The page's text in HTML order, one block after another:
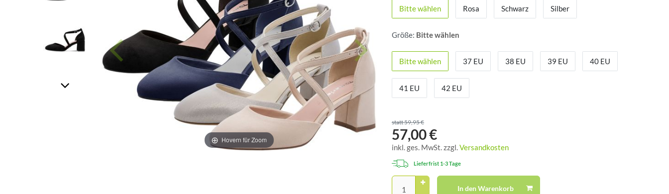
Hovern für Zoom
Bitte wählen Rosa Schwarz Silber
Größe: Bitte wählen
Bitte wählen 37 EU 38 EU 39 EU 40 EU
41 EU 42 EU
statt 59,95 €
57,00 €
inkl. ges. MwSt. zzgl.Versandkosten
Lieferfrist 1-3 Tage
In den Warenkorb